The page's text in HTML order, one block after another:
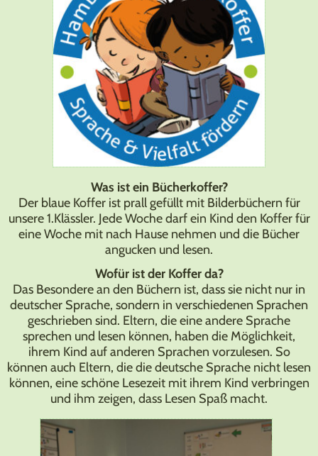
Was ist ein Bücherkoffer?
Der blaue Koffer ist prall gefüllt mit Bilderbüchern für
unsere 1.Klässler. Jede Woche darf ein Kind den Koffer für
eine Woche mit nach Hause nehmen und die Bücher
angucken und lesen.
Wofür ist der Koffer da?
Das Besondere an den Büchern ist, dass sie nicht nur in
deutscher Sprache, sondern in verschiedenen Sprachen
geschrieben sind. Eltern, die eine andere Sprache
sprechen und lesen können, haben die Möglichkeit,
ihrem Kind auf anderen Sprachen vorzulesen. So
können auch Eltern, die die deutsche Sprache nicht lesen
können, eine schöne Lesezeit mit ihrem Kind verbringen
und ihm zeigen, dass Lesen Spaß macht.